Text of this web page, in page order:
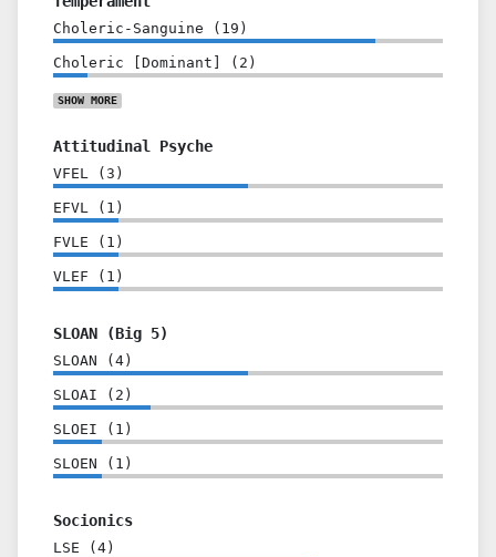
Choleric-Sanguine ( 19 )
Choleric [Dominant] ( 2 )
SHOW MORE
Attitudinal Psyche
VFEL ( 3 )
EFVL ( 1 )
FVLE ( 1 )
VLEF ( 1 )
SLOAN (Big 5)
SLOAN ( 4 )
SLOAI ( 2 )
SLOEI ( 1 )
SLOEN ( 1 )
Socionics
LSE ( 4 )